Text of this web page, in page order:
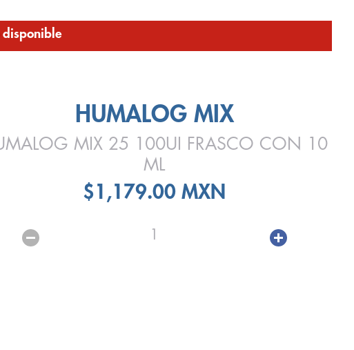
HUMALOG MIX
MIX 25 100UI FRASCO CON 10
ML
$1,179.00 MXN
1